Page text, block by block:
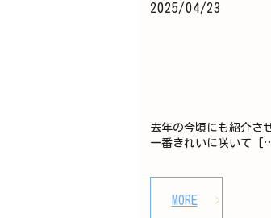
2025/04/23
去年の今頃にも紹介さ
一番きれいに咲いて
MORE